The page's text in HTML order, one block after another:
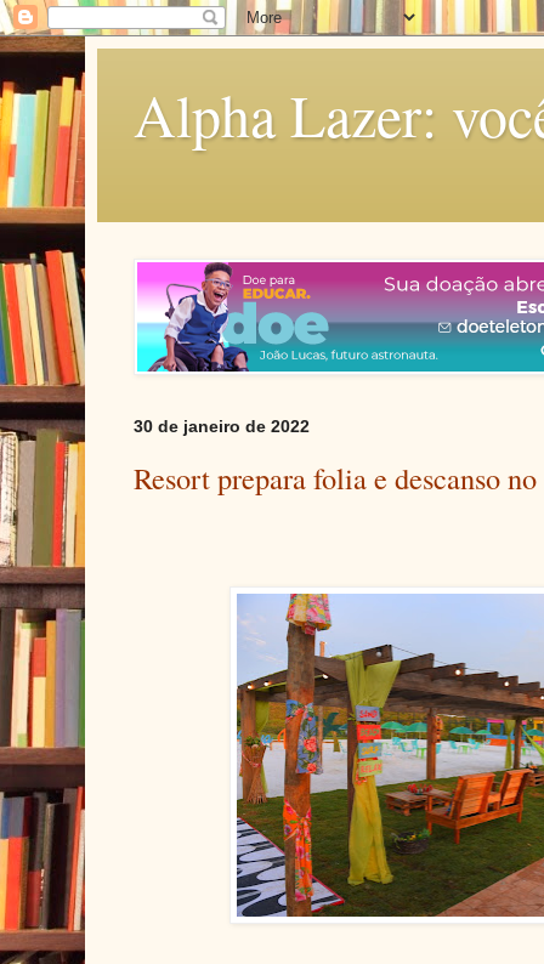
Alpha Lazer:
30 de janeiro de 2022
Resort prepara folia e descanso